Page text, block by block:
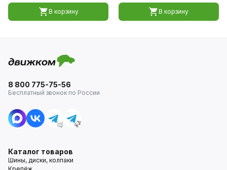
В корзину В корзину
8 800 775-75-56
Бесплатный звонок по России
Каталог товаров
Шины, диски, колпаки